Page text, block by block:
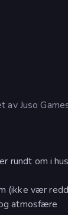
av Juso
rundt om i
(ikke vær
atmosfære